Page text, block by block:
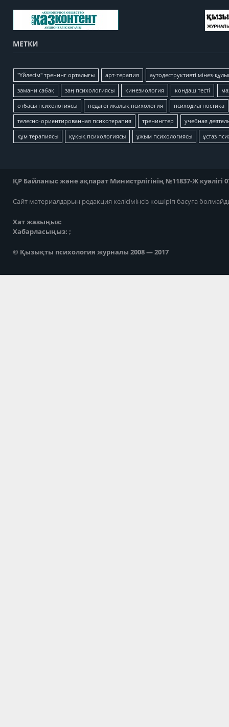
МЕТКИ
"Үйлесім" тренинг орталығы арт-терапия аутодеструктивті мінез-
замани сабақ заң психологиясы кинезиология кондаш тесті
отбасы психологиясы педагогикалық психология психодиагностика
телесно-ориентированная психотерапия тренингтер учебная
құм терапиясы құқық психологиясы ұжым психологиясы ұстаз
ҚР Байланыс және ақпарат Министрлігінің №11837-Ж куәлігі
Сайт материалдарын редакция келісімінсіз көшіріп басуға
Хат жазыңыз:
Хабарласыңыз: ;
© Қызықты психология журналы 2008 — 2017